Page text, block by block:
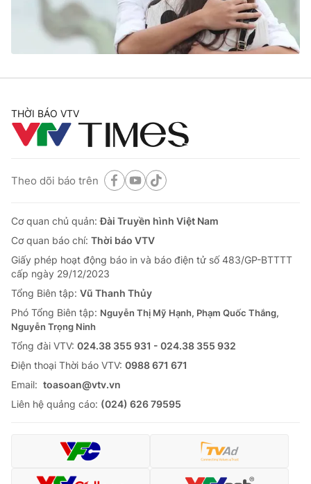
THỜI BÁO VTV
Theo dõi báo trên
Cơ quan chủ quản:Đài Truyền hình Việt Nam
Cơ quan báo chí: Thời báo VTV
Giấy phép hoạt động báo in và báo điện tử số 483/GP-BTTTT
cấp ngày 29/12/2023
Tổng Biên tập: Vũ Thanh Thủy
Phó Tổng Biên tập: Nguyễn Thị Mỹ Hạnh, Phạm Quốc Thắng,
Nguyễn Trọng Ninh
Tổng đài VTV: 024.38 355 931 - 024.38 355 932
Ðiện thoại Thời báo VTV: 0988 671 671
Email: toasoan@vtv.vn
Liên hệ quảng cáo: (024) 626 79595